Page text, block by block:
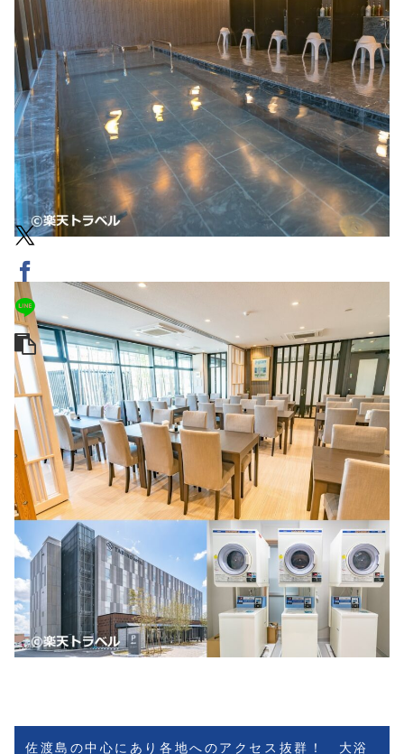
佐渡島の中心にあり各地へのアクセス抜群！ 大浴